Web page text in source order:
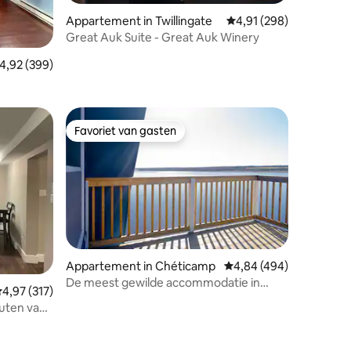
beoordeling van 4,92 uit 5, 399 recensies
4,92 (399)
Appartement in Twillingate Gemiddelde
4,91 (298)
Great Auk Suite - Great Auk Winery
beoordeling van 4,97 uit 5, 317 recensies
4,97 (317)
van
Favoriet van gasten
Favoriet van gasten
Appartement in Chéticamp Gemiddelde
4,84 (494)
De meest gewilde accommodatie in